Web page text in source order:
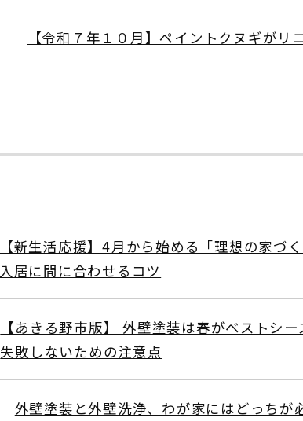
【令和７年１０月】ペイントクヌギがリ
【新生活応援】4月から始める「理想の家づ
入居に間に合わせるコツ
【あきる野市版】 外壁塗装は春がベストシ
失敗しないための注意点
外壁塗装と外壁洗浄、わが家にはどっちが